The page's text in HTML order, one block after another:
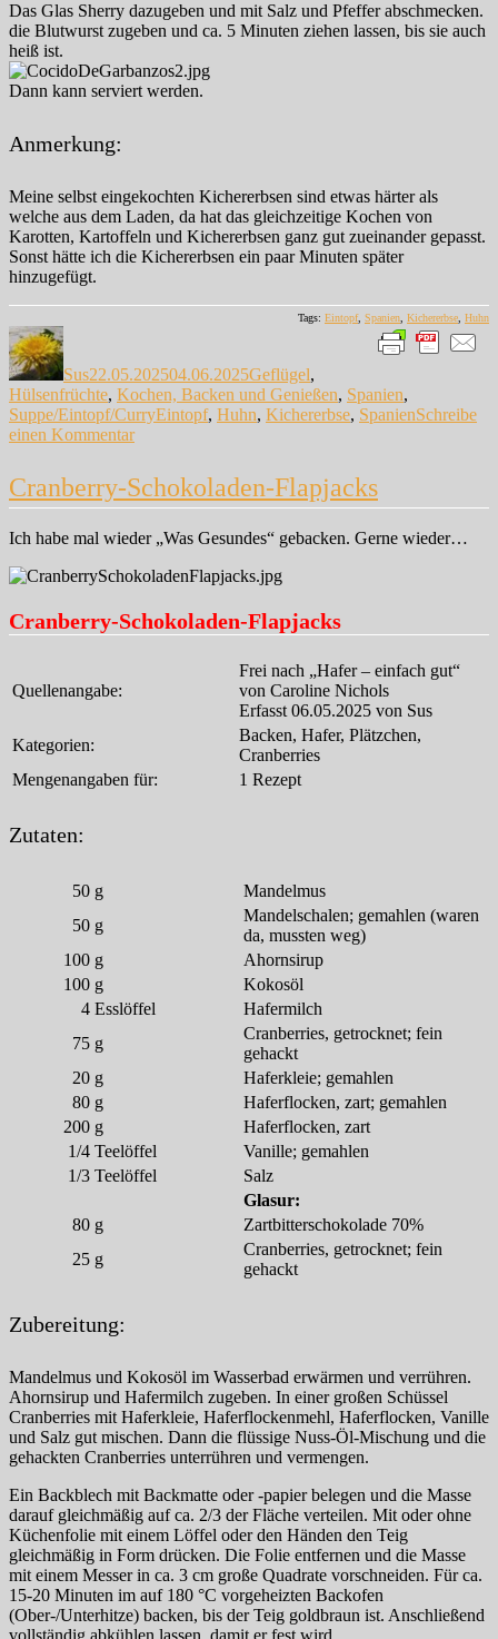
Das Glas Sherry dazugeben und mit Salz und Pfeffer abschmecken.
die Blutwurst zugeben und ca. 5 Minuten ziehen lassen, bis sie auch
heiß ist.
Dann kann serviert werden.
Anmerkung:
Meine selbst eingekochten Kichererbsen sind etwas härter als
welche aus dem Laden, da hat das gleichzeitige Kochen von
Karotten, Kartoffeln und Kichererbsen ganz gut zueinander gepasst.
Sonst hätte ich die Kichererbsen ein paar Minuten später
hinzugefügt.
Tags: Eintopf, Spanien Kichererbse Huhn
Autor
Sus22.05.202504.06.2025Geflügel,
Hülsenfrüchte, Kochen, Backen und Genießen, Spanien,
Suppe/Eintopf/CurrySchlagwörter
Eintopf, Huhn, Kichererbse, SpanienSchreibe
einen Kommentarzu
Garbanzos
–
Andalusischer
Cranberry-Schokoladen-Flapjacks
Ich habe mal wieder „Was Gesundes“ gebacken. Gerne wieder…
Cranberry-Schokoladen-Flapjacks
Quellenangabe:
Frei nach „Hafer – einfach gut“
von Caroline Nichols
Erfasst 06.05.2025 von Sus
Kategorien:
Backen, Hafer, Plätzchen,
Cranberries
Mengenangaben für:
1 Rezept
Zutaten:
50 g
Mandelmus
50 g
Mandelschalen; gemahlen (waren
da, mussten weg)
100 g
Ahornsirup
100 g
Kokosöl
4 Esslöffel
Hafermilch
75 g
Cranberries, getrocknet; fein
gehackt
20 g
Haferkleie; gemahlen
80 g
Haferflocken, zart; gemahlen
200 g
Haferflocken, zart
1/4 Teelöffel
Vanille; gemahlen
1/3 Teelöffel
Salz
Glasur:
80 g
Zartbitterschokolade 70%
25 g
Cranberries, getrocknet; fein
gehackt
Zubereitung:
Mandelmus und Kokosöl im Wasserbad erwärmen und verrühren.
Ahornsirup und Hafermilch zugeben. In einer großen Schüssel
Cranberries mit Haferkleie, Haferflockenmehl, Haferflocken, Vanille
und Salz gut mischen. Dann die flüssige Nuss-Öl-Mischung und die
gehackten Cranberries unterrühren und vermengen.
Ein Backblech mit Backmatte oder -papier belegen und die Masse
darauf gleichmäßig auf ca. 2/3 der Fläche verteilen. Mit oder ohne
Küchenfolie mit einem Löffel oder den Händen den Teig
gleichmäßig in Form drücken. Die Folie entfernen und die Masse
mit einem Messer in ca. 3 cm große Quadrate vorschneiden. Für ca.
15-20 Minuten im auf 180 °C vorgeheizten Backofen
(Ober-/Unterhitze) backen, bis der Teig goldbraun ist. Anschließend
vollständig abkühlen lassen, damit er fest wird.